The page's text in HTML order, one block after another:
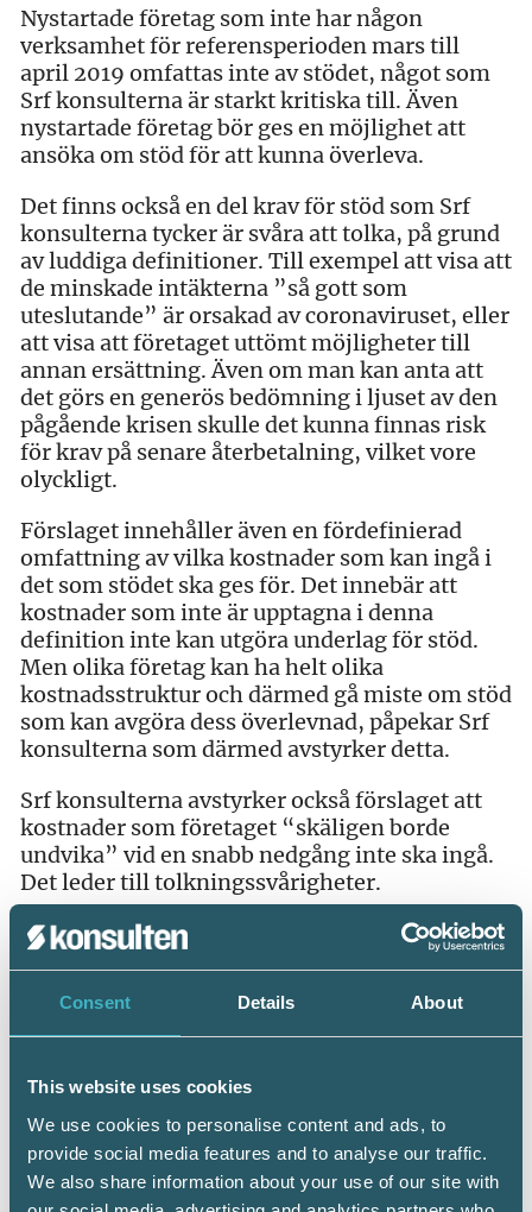
Consent Details About
This website uses cookies
We use cookies to personalise content and ads, to
provide social media features and to analyse our traffic.
We also share information about your use of our site with
Nystartade företag som inte har någon
verksamhet för referensperioden mars till
april 2019 omfattas inte av stödet, något som
Srf konsulterna är starkt kritiska till. Även
nystartade företag bör ges en möjlighet att
ansöka om stöd för att kunna överleva.
Det finns också en del krav för stöd som Srf
konsulterna tycker är svåra att tolka, på grund
av luddiga definitioner. Till exempel att visa att
de minskade intäkterna ”så gott som
uteslutande” är orsakad av coronaviruset, eller
att visa att företaget uttömt möjligheter till
annan ersättning. Även om man kan anta att
det görs en generös bedömning i ljuset av den
pågående krisen skulle det kunna finnas risk
för krav på senare återbetalning, vilket vore
olyckligt.
Förslaget innehåller även en fördefinierad
omfattning av vilka kostnader som kan ingå i
det som stödet ska ges för. Det innebär att
kostnader som inte är upptagna i denna
definition inte kan utgöra underlag för stöd.
Men olika företag kan ha helt olika
kostnadsstruktur och därmed gå miste om stöd
som kan avgöra dess överlevnad, påpekar Srf
konsulterna som därmed avstyrker detta.
Srf konsulterna avstyrker också förslaget att
kostnader som företaget “skäligen borde
undvika” vid en snabb nedgång inte ska ingå.
Det leder till tolkningssvårigheter.
Varför har frågan om vinster blivit såstor?
Detta är en rent politisk fråga eftersom det
skatteintäkter som finns. Då anser man att det
skulle kunna uppfattas som att staten
för att använda pengarna till att rädda
företaget. Debatten känns igen från privata
skolor och vårdföretag som har beskrivits på
motsvarande sätt tidigare, säger Mikael
Carlson, branschansvarig för redovisning hos